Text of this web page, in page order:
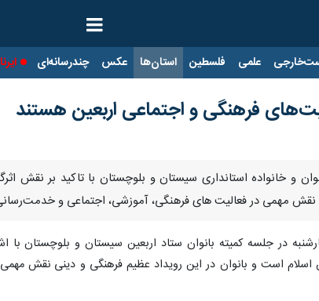
علمی فلسطین استان‌ها عکس چندرسانه‌ای ایرنا TV
فرهنگی و اجتماعی اربعین هستند